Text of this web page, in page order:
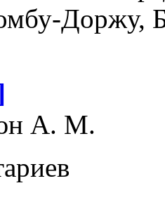
Доржу,
А. М.